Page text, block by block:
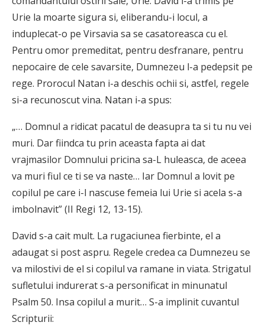
Urie la moarte sigura si, eliberandu-i locul, a
induplecat-o pe Virsavia sa se casatoreasca cu el.
Pentru omor premeditat, pentru desfranare, pentru
nepocaire de cele savarsite, Dumnezeu l-a pedepsit pe
rege. Prorocul Natan i-a deschis ochii si, astfel, regele
si-a recunoscut vina. Natan i-a spus:
„… Domnul a ridicat pacatul de deasupra ta si tu nu vei
muri. Dar fiindca tu prin aceasta fapta ai dat
vrajmasilor Domnului pricina sa-L huleasca, de aceea
va muri fiul ce ti se va naste… Iar Domnul a lovit pe
copilul pe care i-l nascuse femeia lui Urie si acela s-a
imbolnavit” (II Regi 12, 13-15).
David s-a cait mult. La rugaciunea fierbinte, el a
adaugat si post aspru. Regele credea ca Dumnezeu se
va milostivi de el si copilul va ramane in viata. Strigatul
sufletului indurerat s-a personificat in minunatul
Psalm 50. Insa copi­lul a murit… S-a implinit cuvantul
Scripturii: